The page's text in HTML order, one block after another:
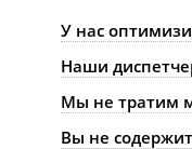
У нас
Наши
Мы не тратим
Вы не